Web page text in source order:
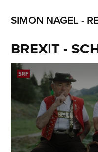
SIMON NAGEL -
BREXIT -